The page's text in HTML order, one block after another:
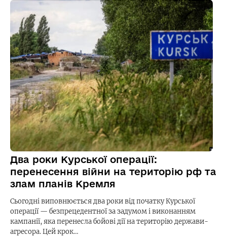
Два роки Курської операції:
перенесення війни на територію рф та
злам планів Кремля
Сьогодні виповнюється два роки від початку Курської
операції — безпрецедентної за задумом і виконанням
кампанії, яка перенесла бойові дії на територію держави-
агресора. Цей крок…